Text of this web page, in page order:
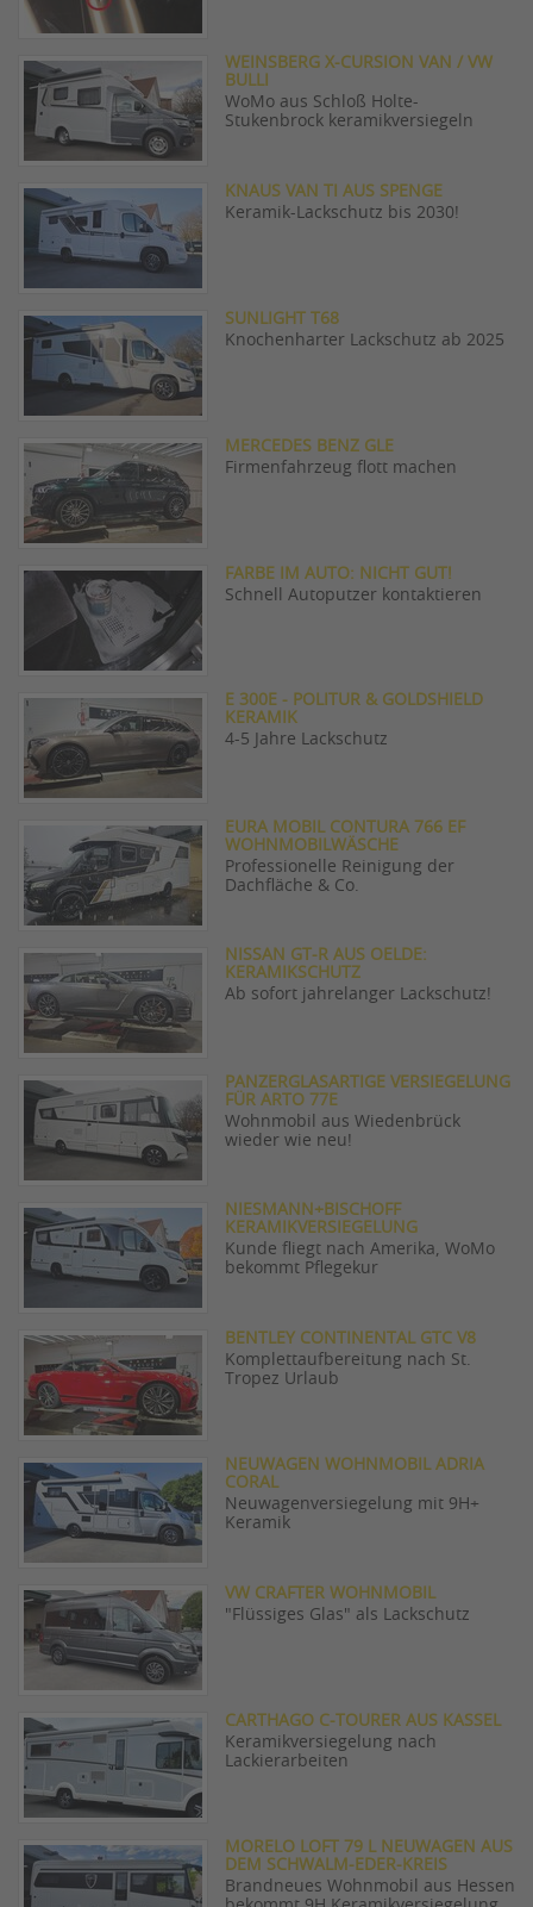
WEINSBERG X-CURSION VAN / VW
BULLI
WoMo aus Schloß Holte-
Stukenbrock keramikversiegeln
KNAUS VAN TI AUS SPENGE
Keramik-Lackschutz bis 2030!
SUNLIGHT T68
Knochenharter Lackschutz ab 2025
MERCEDES BENZ GLE
Firmenfahrzeug flott machen
FARBE IM AUTO: NICHT GUT!
Schnell Autoputzer kontaktieren
E 300E - POLITUR & GOLDSHIELD
KERAMIK
4-5 Jahre Lackschutz
EURA MOBIL CONTURA 766 EF
WOHNMOBILWÄSCHE
Professionelle Reinigung der
Dachfläche & Co.
NISSAN GT-R AUS OELDE:
KERAMIKSCHUTZ
Ab sofort jahrelanger Lackschutz!
PANZERGLASARTIGE VERSIEGELUNG
FÜR ARTO 77E
Wohnmobil aus Wiedenbrück
wieder wie neu!
NIESMANN+BISCHOFF
KERAMIKVERSIEGELUNG
Kunde fliegt nach Amerika, WoMo
bekommt Pflegekur
BENTLEY CONTINENTAL GTC V8
Komplettaufbereitung nach St.
Tropez Urlaub
NEUWAGEN WOHNMOBIL ADRIA
CORAL
Neuwagenversiegelung mit 9H+
Keramik
VW CRAFTER WOHNMOBIL
"Flüssiges Glas" als Lackschutz
CARTHAGO C-TOURER AUS KASSEL
Keramikversiegelung nach
Lackierarbeiten
MORELO LOFT 79 L NEUWAGEN AUS
DEM SCHWALM-EDER-KREIS
Brandneues Wohnmobil aus Hessen